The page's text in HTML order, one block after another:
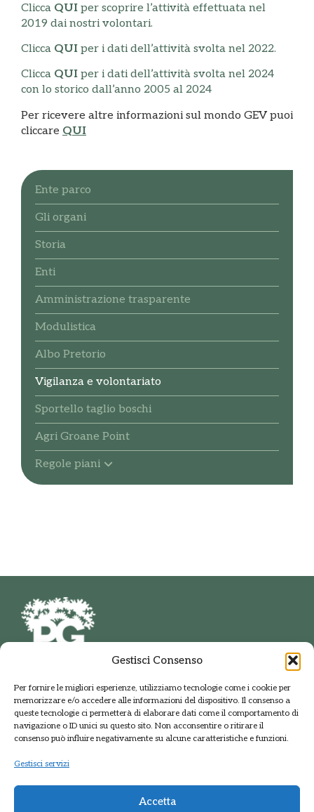
Gestisci Consenso
Per fornire le migliori esperienze, utilizziamo tecnologie come i cookie per
memorizzare e/o accedere alle informazioni del dispositivo. Il consenso a
queste tecnologie ci permetterà di elaborare dati come il comportamento di
navigazione o ID unici su questo sito. Non acconsentire o ritirare il
consenso può influire negativamente su alcune caratteristiche e funzioni.
Gestisci servizi
Accetta
Clicca QUI per scoprire l’attività effettuata nel
2019 dai nostri volontari.
Clicca QUI per i dati dell’attività svolta nel 2022.
Clicca QUI per i dati dell’attività svolta nel 2024
con lo storico dall’anno 2005 al 2024
Per ricevere altre informazioni sul mondo GEV puoi
cliccare QUI
Ente parco
Gli organi
Storia
Enti
Amministrazione trasparente
Modulistica
Albo Pretorio
Vigilanza e volontariato
Sportello taglio boschi
Agri Groane Point
Regole piani
Sportello telematico polifunzionale
Piano di gestione della riserva naturale
Fontana del Guercio
Archivio storico e procedimenti
WebGIS Parco delle Groane
PARCO DELLE GROANE
E DELLA BRUGHIERA BRIANTEA
Via della Polveriera, 2
20033 Solaro Milano
Tel.: +39 02 9698141
PEC: protocolloparcogroane@promopec.it
Regione Lombardia